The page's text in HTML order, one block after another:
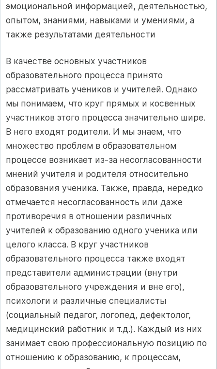
эмоциональной информацией, деятельностью,
опытом, знаниями, навыками и умениями, а
также результатами деятельности
В качестве основных участников
образовательного процесса принято
рассматривать учеников и учителей. Однако
мы понимаем, что круг прямых и косвенных
участников этого процесса значительно шире.
В него входят родители. И мы знаем, что
множество проблем в образовательном
процессе возникает из-за несогласованности
мнений учителя и родителя относительно
образования ученика. Также, правда, нередко
отмечается несогласованность или даже
противоречия в отношении различных
учителей к образованию одного ученика или
целого класса. В круг участников
образовательного процесса также входят
представители администрации (внутри
образовательного учреждения и вне его),
психологи и различные специалисты
(социальный педагог, логопед, дефектолог,
медицинский работник и т.д.). Каждый из них
занимает свою профессиональную позицию по
отношению к образованию, к процессам,